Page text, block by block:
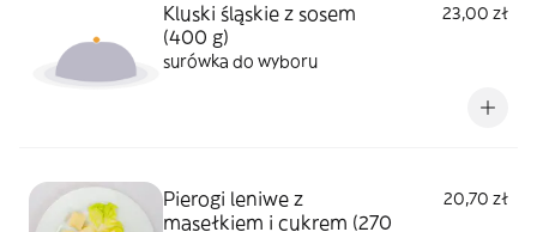
Kluski śląskie z sosem
(400 g)
23,00 zł
surówka do wyboru
Pierogi leniwe z
masełkiem i cukrem (270
20,70 zł